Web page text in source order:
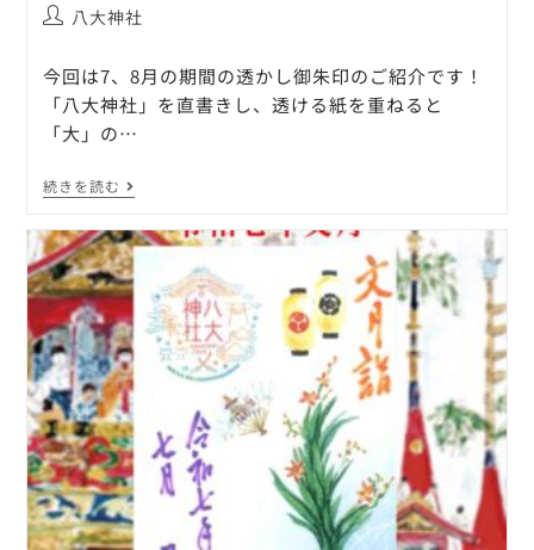
八大神社
今回は7、8月の期間の透かし御朱印のご紹介です！
「八大神社」を直書きし、透ける紙を重ねると
「大」の…
続きを読む